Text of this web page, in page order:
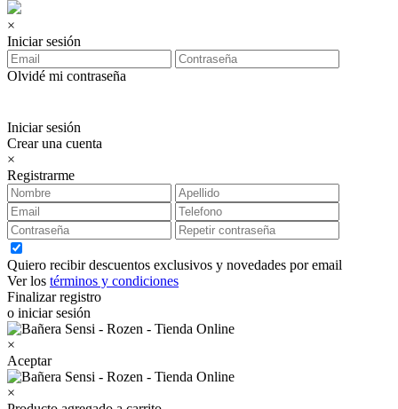
×
Iniciar sesión
Olvidé mi contraseña
Iniciar sesión
Crear una cuenta
×
Registrarme
Quiero recibir descuentos exclusivos y novedades por email
Ver los términos y condiciones
Finalizar registro
o iniciar sesión
×
Aceptar
×